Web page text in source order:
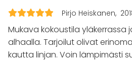
Konferens
Mässa / Utställning
Föreställning / show
Rekreation
Stuga / boende
Pirjo Heiskanen
Mukava kokoustila yläkerrassa
alhaalla. Tarjoilut olivat
kautta linjan. Voin lämpimästi